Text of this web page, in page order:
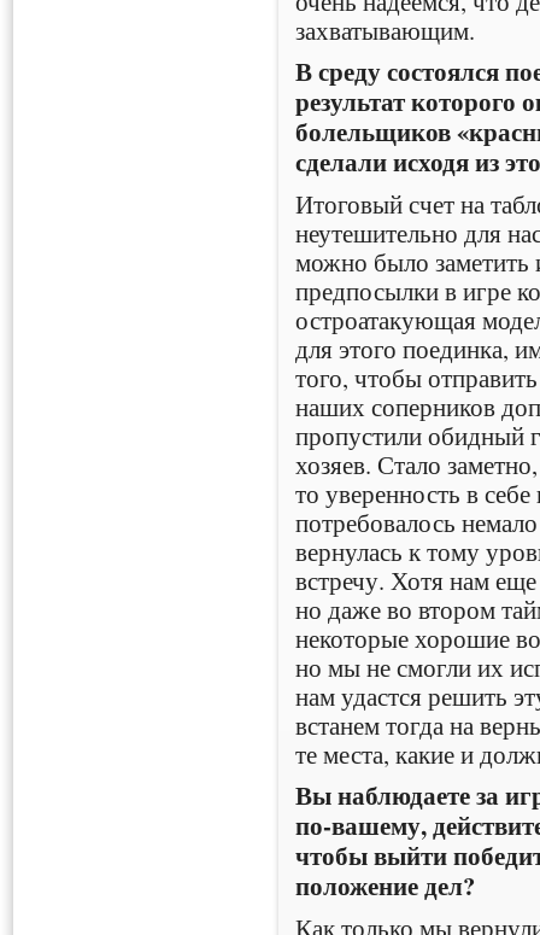
захватывающим.
В среду состоялся
результат которого
болельщиков
сделали исходя из
Итоговый счет на
неутешительно для
можно было
предпосылки в игре
остроатакующая
для этого поединка,
того, чтобы
наших соперников
пропустили обидный
хозяев. Стало
то уверенность в
потребовалось
вернулась к тому
встречу. Хотя нам
но даже во втором
некоторые хорошие
но мы не смогли их
нам удастся решить
встанем тогда на
те места, какие и
Вы наблюдаете за
по-вашему,
чтобы выйти
положение дел?
Как только мы